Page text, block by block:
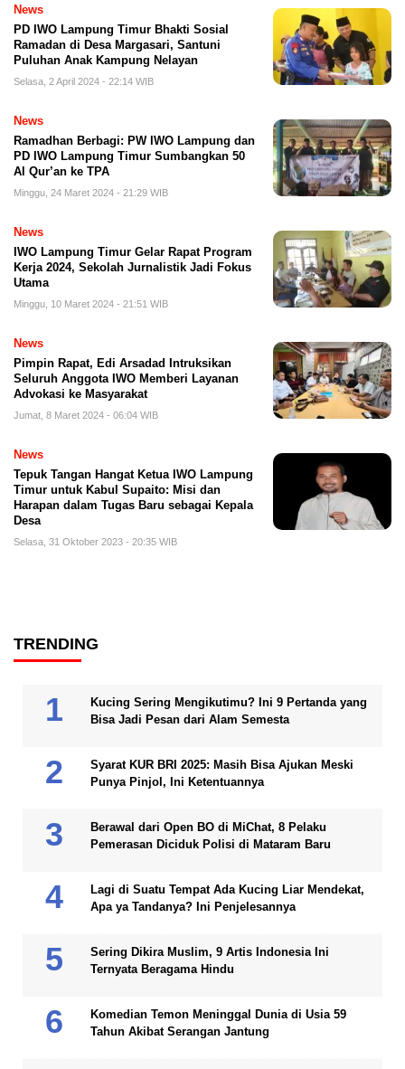
News
PD IWO Lampung Timur Bhakti Sosial
Ramadan di Desa Margasari, Santuni
Puluhan Anak Kampung Nelayan
Selasa, 2 April 2024 - 22:14 WIB
News
Ramadhan Berbagi: PW IWO Lampung dan
PD IWO Lampung Timur Sumbangkan 50
Al Qur’an ke TPA
Minggu, 24 Maret 2024 - 21:29 WIB
News
IWO Lampung Timur Gelar Rapat Program
Kerja 2024, Sekolah Jurnalistik Jadi Fokus
Utama
Minggu, 10 Maret 2024 - 21:51 WIB
News
Pimpin Rapat, Edi Arsadad Intruksikan
Seluruh Anggota IWO Memberi Layanan
Advokasi ke Masyarakat
Jumat, 8 Maret 2024 - 06:04 WIB
News
Tepuk Tangan Hangat Ketua IWO Lampung
Timur untuk Kabul Supaito: Misi dan
Harapan dalam Tugas Baru sebagai Kepala
Desa
Selasa, 31 Oktober 2023 - 20:35 WIB
TRENDING
Kucing Sering Mengikutimu? Ini 9 Pertanda yang
Bisa Jadi Pesan dari Alam Semesta
Syarat KUR BRI 2025: Masih Bisa Ajukan Meski
Punya Pinjol, Ini Ketentuannya
Berawal dari Open BO di MiChat, 8 Pelaku
Pemerasan Diciduk Polisi di Mataram Baru
Lagi di Suatu Tempat Ada Kucing Liar Mendekat,
Apa ya Tandanya? Ini Penjelesannya
Sering Dikira Muslim, 9 Artis Indonesia Ini
Ternyata Beragama Hindu
Komedian Temon Meninggal Dunia di Usia 59
Tahun Akibat Serangan Jantung